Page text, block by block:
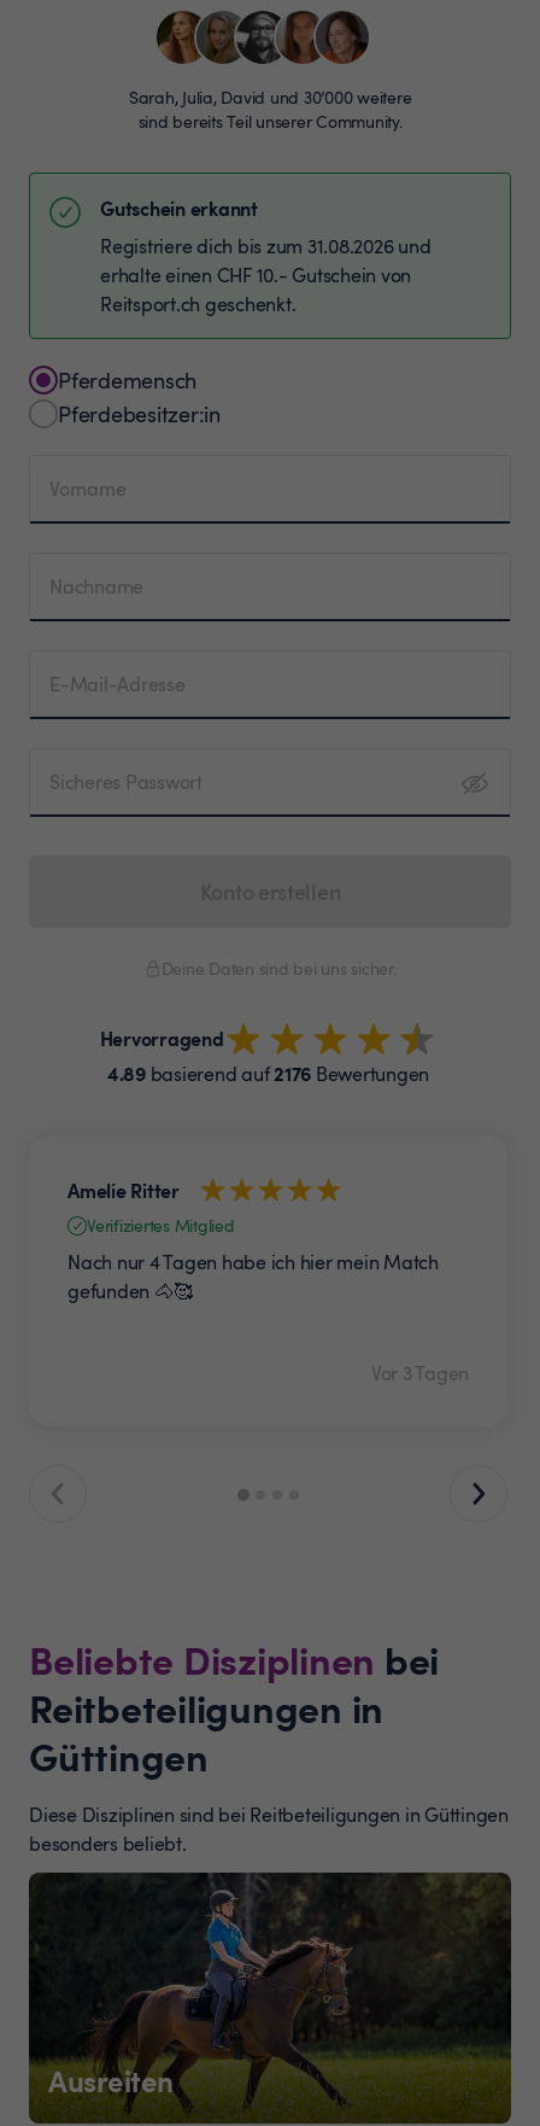
Sarah, Julia, David und 30’000 weitere
sind bereits Teil unserer Community.
Gutschein erkannt
Registriere dich bis zum 31.08.2026 und
erhalte einen CHF 10.- Gutschein von
Reitsport.ch geschenkt.
Pferdemensch
Pferdebesitzer:in
Vorname
Nachname
E-Mail-Adresse
Sicheres Passwort
Deine Daten sind bei uns sicher.
Hervorragend
4.89basierend auf2176 Bewertungen
Amelie Ritter
Verifiziertes Mitglied
Nach nur 4 Tagen habe ich hier mein Match
gefunden 🐴🥰
Vor 3 Tagen
Beliebte Disziplinen bei
Reitbeteiligungen in
Güttingen
Diese Disziplinen sind bei Reitbeteiligungen in Güttingen
besonders beliebt.
Ausreiten